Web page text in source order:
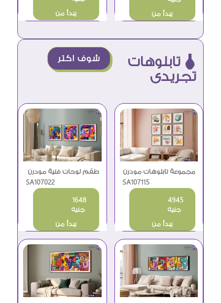
يبدأ من
يبدأ من
ô تابلوهات
تجريدى
شوف اكتر
مجموعة تابلوهات مودرن
بتصاميم رسم خطي
مميزة
SA107115
جنيه
يبدأ من
طقم لوحات فنية مودرن
بتصميم تجريدي وجوه
SA107022
جنيه
يبدأ من